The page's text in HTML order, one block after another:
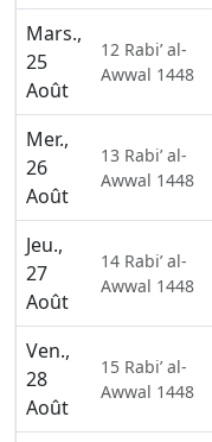
Mars.,
25
Août
12 Rabi’ al-
Awwal 1448
Mer.,
26
Août
13 Rabi’ al-
Awwal 1448
Jeu.,
27
Août
14 Rabi’ al-
Awwal 1448
Ven.,
28
Août
15 Rabi’ al-
Awwal 1448